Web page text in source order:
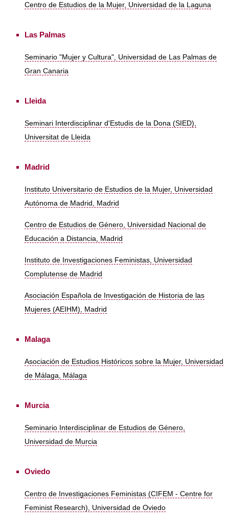
Centro de Estudios de la Mujer, Universidad de la Laguna
Las Palmas
Seminario "Mujer y Cultura", Universidad de Las Palmas de
Gran Canaria
Lleida
Seminari Interdisciplinar d'Estudis de la Dona (SIED),
Universitat de Lleida
Madrid
Instituto Universitario de Estudios de la Mujer, Universidad
Autónoma de Madrid, Madrid
Centro de Estudios de Género, Universidad Nacional de
Educación a Distancia, Madrid
Instituto de Investigaciones Feministas, Universidad
Complutense de Madrid
Asociación Española de Investigación de Historia de las
Mujeres (AEIHM), Madrid
Malaga
Asociación de Estudios Históricos sobre la Mujer, Universidad
de Málaga, Málaga
Murcia
Seminario Interdisciplinar de Estudios de Género,
Universidad de Murcia
Oviedo
Centro de Investigaciones Feministas (CIFEM - Centre for
Feminist Research), Universidad de Oviedo